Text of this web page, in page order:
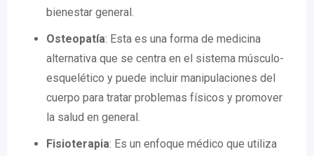
bienestar general.
Osteopatía: Esta es una forma de medicina
alternativa que se centra en el sistema músculo-
esquelético y puede incluir manipulaciones del
cuerpo para tratar problemas físicos y promover
la salud en general.
Fisioterapia: Es un enfoque médico que utiliza